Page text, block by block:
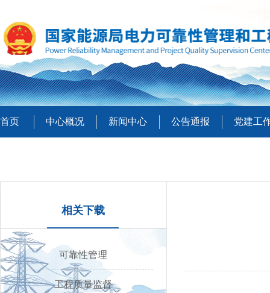
首页 中心概况 新闻中心 公告通报 党建工
相关下载
可靠性管理
工程质量监督